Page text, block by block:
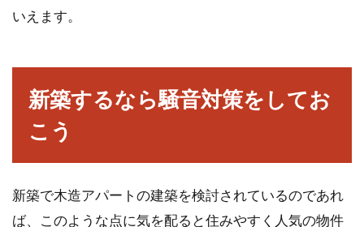
いえます。
新築するなら騒音対策をしてお
こう
新築で木造アパートの建築を検討されているのであれ
ば、このような点に気を配ると住みやすく人気の物件